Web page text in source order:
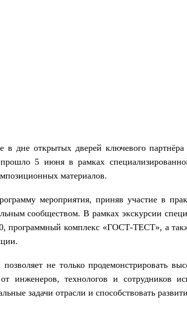
в дне открытых дверей ключевого
5 июня в рамках
материалов.
мероприятия, приняв участие в
сообществом. В рамках экскурсии
комплекс «ГОСТ-ТЕСТ», а
не только продемонстрировать
инженеров, технологов и сотрудников
задачи отрасли и способствовать